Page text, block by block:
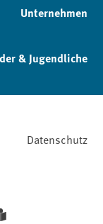
Unternehmen
& Jugendliche
Datenschutz